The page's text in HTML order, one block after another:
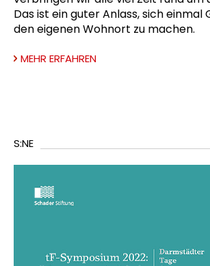
Das ist ein guter Anlass, sich einmal
den eigenen Wohnort zu machen.
MEHR ERFAHREN
S:NE